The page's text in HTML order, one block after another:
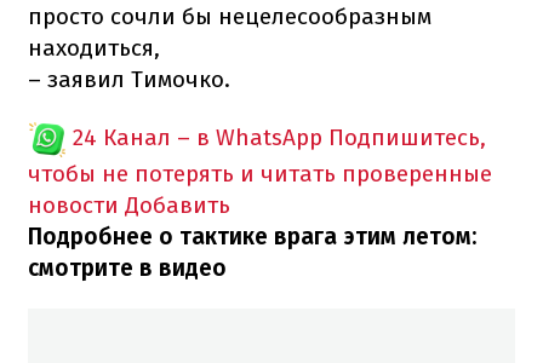
просто сочли бы нецелесообразным
находиться,
– заявил Тимочко.
24 Канал – в WhatsApp Подпишитесь,
чтобы не потерять и читать проверенные
новости Добавить
Подробнее о тактике врага этим летом:
смотрите в видео